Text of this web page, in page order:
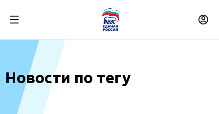
Новости по тегу